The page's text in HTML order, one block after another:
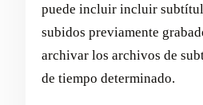
puede incluir incluir
subidos previamente
archivar los archivos de
de tiempo determinado.